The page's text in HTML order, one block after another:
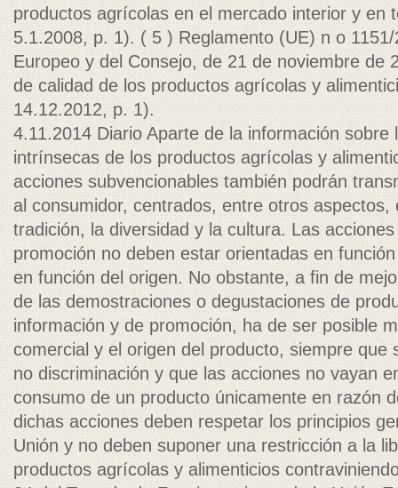
productos agrícolas en el mercado interior y en
5.1.2008, p. 1). ( 5 ) Reglamento (UE) n o
Europeo y del Consejo, de 21 de noviembre de
de calidad de los productos agrícolas y
14.12.2012, p. 1).
4.11.2014 Diario Aparte de la información sobre las características intrínsecas de los productos agrícolas y alimenticios de la Unión, las acciones subvencionables también podrán transmitir mensajes orientados al consumidor, centrados, entre otros aspectos, en la nutrición, el sabor, la tradición, la diversidad y la cultura. Las acciones de información y de promoción no deben estar orientadas en función de marcas comerciales ni en función del origen. No obstante, a fin de mejorar la calidad y efectividad de las demostraciones o degustaciones de productos y el material de información y de promoción, ha de ser posible mencionar la marca comercial y el origen del producto, siempre que se respete el principio de no discriminación y que las acciones no vayan encaminadas a incitar al consumo de un producto únicamente en razón de su origen. Además, dichas acciones deben respetar los principios generales del Derecho de la Unión y no deben suponer una restricción a la libre circulación de productos agrícolas y alimenticios contraviniendo lo dispuesto en el artículo 34 del Tratado de Funcionamiento de la Unión Europea (TFUE). Deben establecerse normas específicas en materia de visibilidad de las marcas y el origen en relación con el mensaje principal de la Unión transmitido por la campaña. La Unión exporta principalmente productos agrícolas acabados, incluidos los productos agrícolas no incluidos en el anexo I del TFUE. Procede, pues, abrir las acciones de información y de promoción a fin de que incluyan determinados productos que se encuentran fuera del ámbito de aplicación del anexo I del TFUE, en aras de la coherencia con los otros regímenes de la política agrícola común (PAC), como los sistemas europeos de calidad, que ya están abiertos a estos productos. Las medidas de la Unión de información y de promoción de los vinos previstas por la PAC representan uno de los hitos de los programas de apoyo al sector vitivinícola. Únicamente los vinos con denominación de origen o indicación geográfica protegida, así como los vinos en los que se indica la variedad de uva de vinificación, deben poder ser objeto de las acciones de información y de promoción. En el caso de los programas simples, el programa en cuestión debe cubrir también otro producto agrícola o alimenticio. De forma similar, el Reglamento (UE) n o 508/2014 del Parlamento Europeo y del Consejo ( 1 ) prevé el fomento de los productos de la pesca y la acuicultura. En consecuencia, la posibilidad de los productos de la pesca y la acuicultura enumerados en el anexo I del Reglamento (UE) n o 1379/2013 del Parlamento Europeo y del Consejo ( 2 ) de beneficiarse de las acciones de información y de promoción en el marco del presente régimen, debe limitarse exclusivamente a productos de la pesca y de la acuicultura asociados a otro producto agrícola o alimenticio. (10) Los productos objeto de regímenes de calidad de la Unión y de regímenes de calidad reconocidos por los Estados miembros deben poder beneficiarse de acciones de información y de promoción, dado que dichos regímenes ofrecen a los consumidores garantías con respecto a la calidad y a las características del producto o del proceso de producción utilizado, aportan un valor añadido a los productos en cuestión y aumentan sus posibilidades de comercialización. De forma similar, el método ecológico de producción, así como el símbolo gráfico de los productos agrícolas de calidad específicos de las regiones ultraperiféricas deben poder beneficiarse de las acciones de información y de promoción. (11) Durante el período de 2001-2011, solo el 30 % del presupuesto asignado a las acciones de información y de promoción se destinaba a los mercados de terceros países, a pesar del importante potencial de crecimiento que ofrecen esos mercados. Procede, por tanto, establecer disposiciones para fomentar la realización de un mayor número de acciones de información y de promoción de los productos agrarios de la Unión en terceros países, en particular prestando un apoyo financiero reforzado. (12) Con el fin de garantizar la eficacia de las acciones de información y de promoción puestas en marcha, estas deben inscribirse en el marco de programas de información y de promoción. Estos programas eran presentados hasta ahora por organizaciones profesionales o interprofesionales. Para aumentar el número de acciones propuestas y mejorar su calidad, debe extenderse la condición de beneficiarios a las organizaciones de productores y sus asociaciones y a los grupos y organismos del sector agroalimentario cuya finalidad y actividad consistan en el suministro de información sobre los productos agrícolas y la promoción de los mismos. (13) Las acciones de información y de promoción cofinanciadas por la Unión deben demostrar una dimensión específica de la Unión. A tal fin, y para evitar una dispersión de los medios y aumentar la visibilidad de Europa a través de estas acciones de información y de promoción de los productos agrícolas y determinados productos alimenticios, procede prever la creación de un programa de trabajo que defina las prioridades estratégicas de estas acciones, en términos de poblaciones, productos, regímenes o mercados a los que deben dirigirse, así como las características de los mensajes de información y de promoción. El programa debe desarrollarse sobre la base de los objetivos generales y específicos establecidos en el marco del presente Reglamento, y debe tener en cuenta las ( 1 ) Reglamento (UE) n o 508/2014 del Parlamento Europeo y del Consejo, de 15 de mayo de 2014, relativo al Fondo Europeo Marítimo y de Pesca, y por el que se derogan los Reglamentos (CE) n o 2328/2003, (CE) n o 861/2006, (CE) n o 1198/2006 y (CE) n o 791/2007 del Consejo, y el Reglamento (UE) n o 1255/2011 del Parlamento Europeo y del Consejo (DO L 149 de 20.5.2014, p. 1). ( 2 ) Reglamento (UE) n o 1379/2013 del Parlamento Europeo y del Consejo, de 11 de diciembre de 2013, por el que se establece la organización común de mercados en el sector de los productos de la pesca y de la acuicultura, se modifican los Reglamentos (CE) n o 1184/2006 y (CE) n o 1224/2009 del Consejo y se deroga el Reglamento (CE) n o 104/2000 del Consejo (DO L 354 de 28.12.2013, Diario Oficial de la Unión Europea posibilidades que ofrecen los mercados y la necesidad de completar y reforzar las acciones emprendidas por los Estados miembros y los operadores, tanto en el mercado interior como en terceros países, a fin de garantizar una política de promoción e información coherente. Con tal fin, a la hora de diseñar dicho programa, la Comisión debe consultar a los Estados miembros y a las partes interesadas pertinentes. perturbaciones graves del mercado, pérdida de confianza de los consumidores u otros problemas específicos. Además, la Comisión debe tener en cuenta, en particular, el lugar predominante de las pequeñas y medianas empresas en el sector agroalimentario, un sector que se beneficia de las medidas excepcionales previstas en los artículos 219, 220 y 221 del Reglamento (UE) n o 1308/2013 del Parlamento Europeo y del Consejo ( 1 ), así como, respecto de las